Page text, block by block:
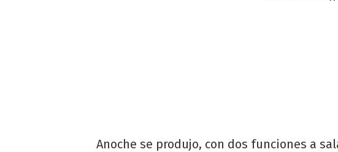
Anoche se produjo, con dos funciones a